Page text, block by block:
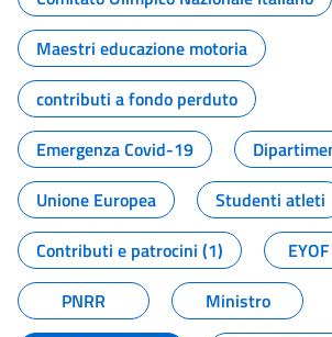
Maestri educazione motoria
contributi a fondo perduto
Emergenza Covid-19
Unione Europea
Studenti atleti
Contributi e patrocini (1)
PNRR
Ministro